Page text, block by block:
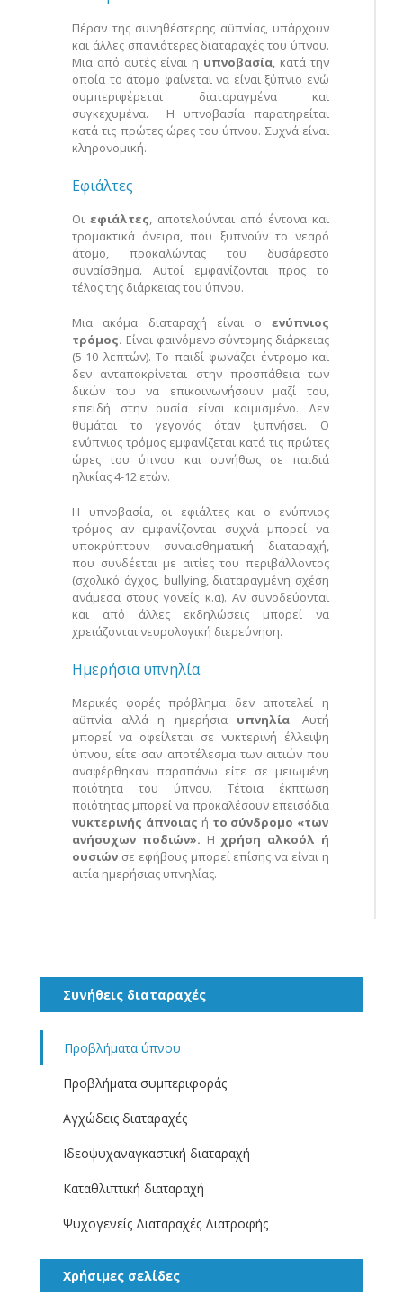
Πέραν της συνηθέστερης αϋπνίας, υπάρχουν
και άλλες σπανιότερες διαταραχές του ύπνου.
Μια από αυτές είναι η υπνοβασία, κατά την
οποία το άτομο φαίνεται να είναι ξύπνιο ενώ
συμπεριφέρεται διαταραγμένα και
συγκεχυμένα. Η υπνοβασία παρατηρείται
κατά τις πρώτες ώρες του ύπνου. Συχνά είναι
κληρονομική.
Εφιάλτες
Οι εφιάλτες, αποτελούνται από έντονα και
τρομακτικά όνειρα, που ξυπνούν το νεαρό
άτομο, προκαλώντας του δυσάρεστο
συναίσθημα. Αυτοί εμφανίζονται προς το
τέλος της διάρκειας του ύπνου.
Μια ακόμα διαταραχή είναι ο ενύπνιος
τρόμος. Είναι φαινόμενο σύντομης διάρκειας
(5-10 λεπτών). Το παιδί φωνάζει έντρομο και
δεν ανταποκρίνεται στην προσπάθεια των
δικών του να επικοινωνήσουν μαζί του,
επειδή στην ουσία είναι κοιμισμένο. Δεν
θυμάται το γεγονός όταν ξυπνήσει. Ο
ενύπνιος τρόμος εμφανίζεται κατά τις πρώτες
ώρες του ύπνου και συνήθως σε παιδιά
ηλικίας 4-12 ετών.
Η υπνοβασία, οι εφιάλτες και ο ενύπνιος
τρόμος αν εμφανίζονται συχνά μπορεί να
υποκρύπτουν συναισθηματική διαταραχή,
που συνδέεται με αιτίες του περιβάλλοντος
(σχολικό άγχος, bullying, διαταραγμένη σχέση
ανάμεσα στους γονείς κ.α). Αν συνοδεύονται
και από άλλες εκδηλώσεις μπορεί να
χρειάζονται νευρολογική διερεύνηση.
Ημερήσια υπνηλία
Μερικές φορές πρόβλημα δεν αποτελεί η
αϋπνία αλλά η ημερήσια υπνηλία. Αυτή
μπορεί να οφείλεται σε νυκτερινή έλλειψη
ύπνου, είτε σαν αποτέλεσμα των αιτιών που
αναφέρθηκαν παραπάνω είτε σε μειωμένη
ποιότητα του ύπνου. Τέτοια έκπτωση
ποιότητας μπορεί να προκαλέσουν επεισόδια
νυκτερινής άπνοιας ή το σύνδρομο «των
ανήσυχων ποδιών». Η χρήση αλκοόλ ή
ουσιών σε εφήβους μπορεί επίσης να είναι η
αιτία ημερήσιας υπνηλίας.
Συνήθεις διαταραχές
Προβλήματα ύπνου
Προβλήματα συμπεριφοράς
Αγχώδεις διαταραχές
Ιδεοψυχαναγκαστική διαταραχή
Καταθλιπτική διαταραχή
Ψυχογενείς Διαταραχές Διατροφής
Χρήσιμες σελίδες